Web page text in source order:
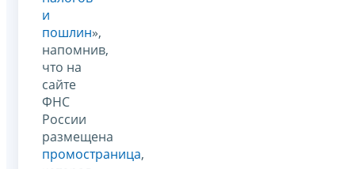
и
пошлин»,
напомнив,
что на
сайте
ФНС
России
размещена
промостраница,